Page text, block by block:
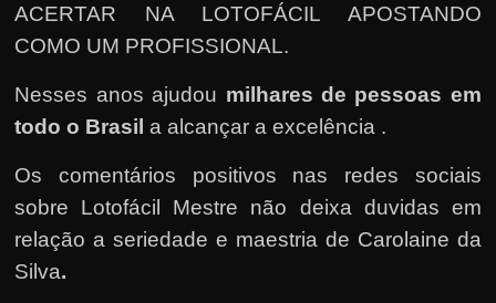
ACERTAR NA LOTOFÁCIL APOSTANDO
COMO UM PROFISSIONAL.
Nesses anos ajudou milhares de pessoas em
todo o Brasil a alcançar a excelência .
Os comentários positivos nas redes sociais
sobre Lotofácil Mestre não deixa duvidas em
relação a seriedade e maestria de Carolaine da
Silva.